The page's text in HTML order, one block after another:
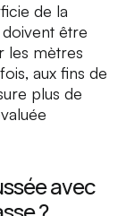
de la
être
les mètres
aux fins de
plus de
avec